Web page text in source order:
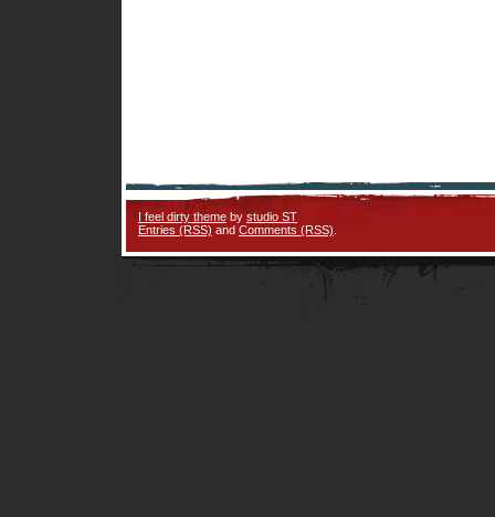
I feel dirty theme by studio ST
Entries (RSS) and Comments (RSS)